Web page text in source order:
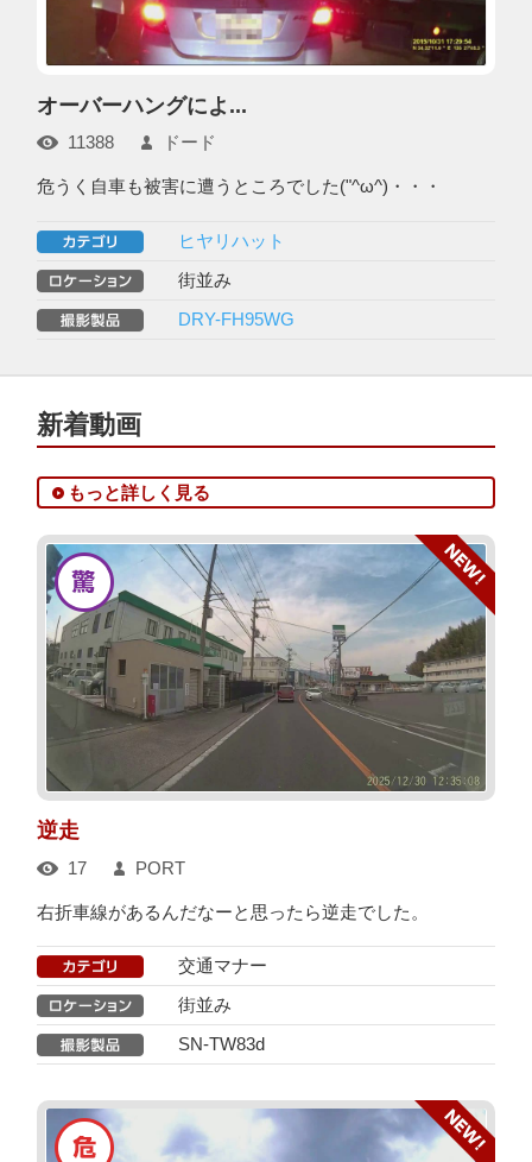
オーバーハングによ...
11388 ドード
危うく自車も被害に遭うところでした("^ω^)・・・
ヒヤリハット
街並み
DRY-FH95WG
新着動画
もっと詳しく見る
逆走
17 PORT
右折車線があるんだなーと思ったら逆走でした。
交通マナー
街並み
SN-TW83d